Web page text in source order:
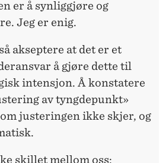
er å synliggjøre og
Jeg er enig.
akseptere at det er et
å gjøre dette til
intensjon. Å konstatere
av tyngdepunkt»
justeringen ikke skjer, og
skillet mellom oss: